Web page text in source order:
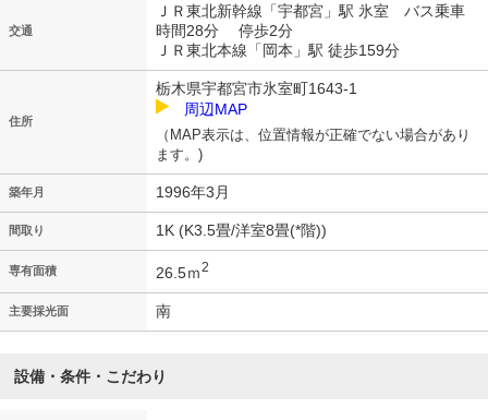
交通
ＪＲ東北新幹線「宇都宮」駅 氷室 バス乗車
時間28分 停歩2分
ＪＲ東北本線「岡本」駅 徒歩159分
住所
栃木県宇都宮市氷室町1643-1
周辺MAP
（MAP表示は、位置情報が正確でない場合があり
ます。)
築年月 1996年3月
間取り 1K (K3.5畳/洋室8畳(*階))
専有面積 26.5ｍ2
主要採光面 南
設備・条件・こだわり